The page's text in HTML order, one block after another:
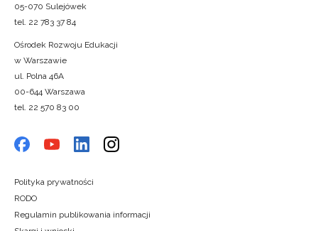
05-070 Sulejówek
tel. 22 783 37 84
Ośrodek Rozwoju Edukacji
w Warszawie
ul. Polna 46A
00-644 Warszawa
tel. 22 570 83 00
Polityka prywatności
RODO
Regulamin publikowania informacji